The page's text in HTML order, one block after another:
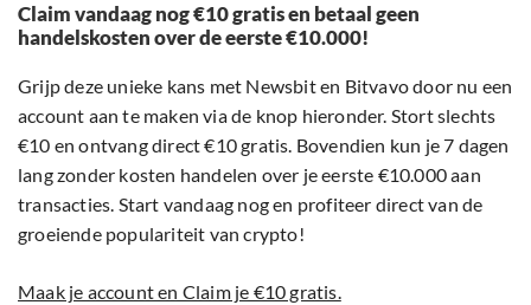
Claim vandaag nog €10 gratis en betaal geen
handelskosten over de eerste €10.000!
Grijp deze unieke kans met Newsbit en Bitvavo door nu een
account aan te maken via de knop hieronder. Stort slechts
€10 en ontvang direct €10 gratis. Bovendien kun je 7 dagen
lang zonder kosten handelen over je eerste €10.000 aan
transacties. Start vandaag nog en profiteer direct van de
groeiende populariteit van crypto!
Maak je account en Claim je €10 gratis.